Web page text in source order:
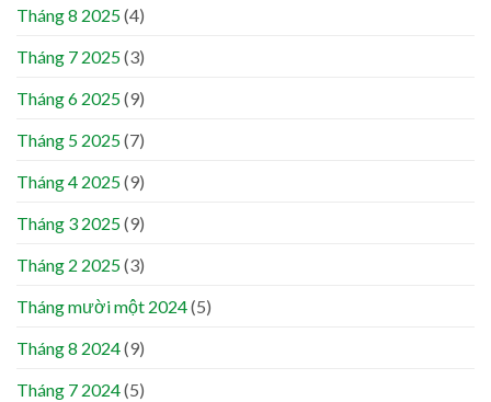
Tháng 8 2025(4)
Tháng 7 2025(3)
Tháng 6 2025(9)
Tháng 5 2025(7)
Tháng 4 2025(9)
Tháng 3 2025(9)
Tháng 2 2025(3)
Tháng mười một 2024(5)
Tháng 8 2024(9)
Tháng 7 2024(5)